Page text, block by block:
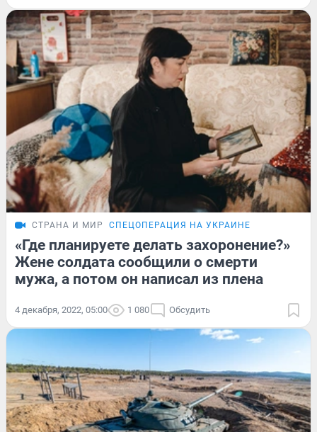
СТРАНА И МИР СПЕЦОПЕРАЦИЯ НА УКРАИНЕ
«Где планируете делать захоронение?»
Жене солдата сообщили о смерти
мужа, а потом он написал из плена
4 декабря, 2022, 05:00 1 080 Обсудить